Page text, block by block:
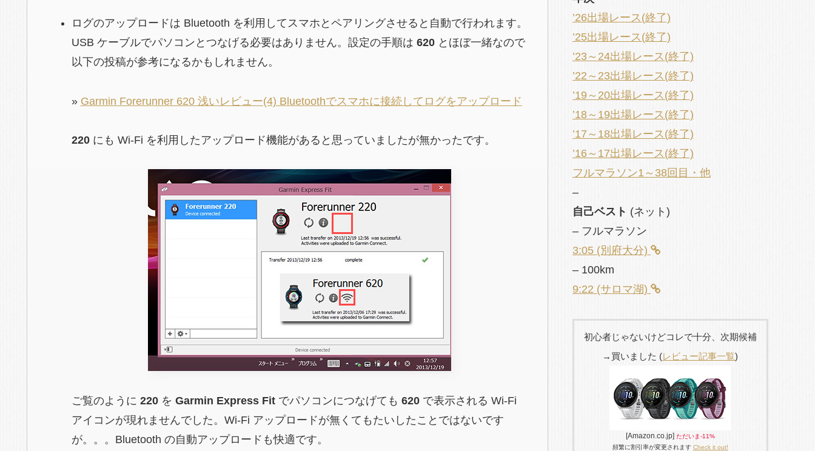
ログのアップロードは Bluetooth を利用してスマホとペアリングさせると自動で行われます。
USB ケーブルでパソコンとつなげる必要はありません。設定の手順は 620とほぼ一緒なので
以下の投稿が参考になるかもしれません。
» Garmin Forerunner 620 浅いレビュー(4) Bluetoothでスマホに接続してログをアップロード
220にも Wi-Fi を利用したアップロード機能があると思っていましたが無かったです。
ご覧のように 220を Garmin Express Fitでパソコンにつなげても 620で表示される Wi-Fi
アイコンが現れませんでした。Wi-Fi アップロードが無くてもたいしたことではないです
が。。。Bluetooth の自動アップロードも快適です。
’26出場レース(終了)
’25出場レース(終了)
’23～24出場レース(終了)
’22～23出場レース(終了)
’19～20出場レース(終了)
’18～19出場レース(終了)
’17～18出場レース(終了)
’16～17出場レース(終了)
フルマラソン1～38回目・他
–
自己ベスト (ネット)
– フルマラソン
3:05 (別府大分)
– 100km
9:22 (サロマ湖)
初心者じゃないけどコレで十分、次期候補
→買いました (レビュー記事一覧)
[Amazon.co.jp] ただいま-11%
頻繁に割引率が変更されます Check it out!